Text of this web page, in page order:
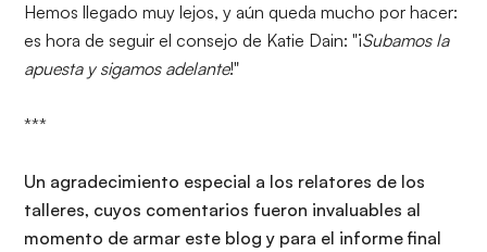
Hemos llegado muy lejos, y aún queda mucho por hacer:
es hora de seguir el consejo de Katie Dain: "¡Subamos la
apuesta y sigamos adelante!"
***
Un agradecimiento especial a los relatores de los
talleres, cuyos comentarios fueron invaluables al
momento de armar este blog y para el informe final